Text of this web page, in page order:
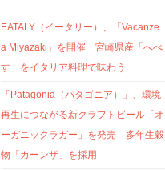
EATALY（イータリー）、「Vacanze
a Miyazaki」を開催 宮崎県産「へべ
す」をイタリア料理で味わう
「Patagonia（パタゴニア）」、環境
再生につながる新クラフトビール「オ
ーガニックラガー」を発売 多年生穀
物「カーンザ」を採用